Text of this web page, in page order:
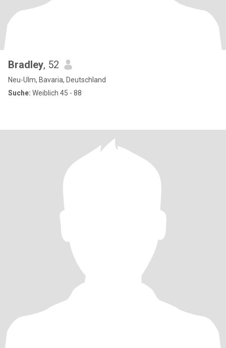
Bradley, 52
Neu-Ulm, Bavaria, Deutschland
Suche: Weiblich 45 - 88